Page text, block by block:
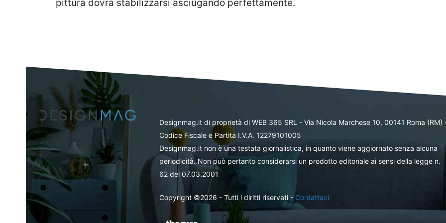
pittura dovrà stabilizzarsi asciugando perfettamente.
Designmag.it di proprietà di WEB 365 SRL - Via Nicola Marchese 10, 00141 Roma (RM)
Codice Fiscale e Partita I.V.A. 12279101005
Designmag.it non è una testata giornalistica, in quanto viene aggiornato senza alcuna
periodicità. Non può pertanto considerarsi un prodotto editoriale ai sensi della legge n.
62 del 07.03.2001
Copyright ©2026 - Tutti i diritti riservati -Contattaci